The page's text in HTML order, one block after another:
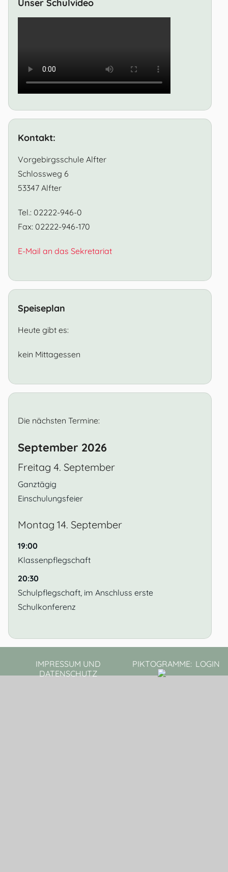
Unser Schulvideo
Kontakt:
Vorgebirgsschule Alfter
Schlossweg 6
53347 Alfter
Tel.: 02222-946-0
Fax: 02222-946-170
E-Mail an das Sekretariat
Speiseplan
Heute gibt es:
kein Mittagessen
Die nächsten Termine:
September 2026
Freitag 4. September
Ganztägig
Einschulungsfeier
Montag 14. September
19:00
Klassenpflegschaft
20:30
Schulpflegschaft, im Anschluss erste
Schulkonferenz
IMPRESSUM UND
DATENSCHUTZ
PIKTOGRAMME: LOGIN